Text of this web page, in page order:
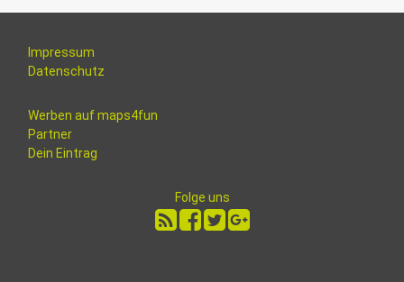
Impressum
Datenschutz
Werben auf maps4fun
Partner
Dein Eintrag
Folge uns